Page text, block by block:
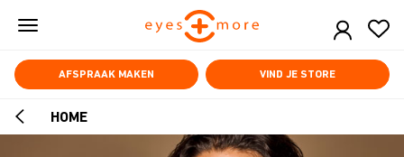
Skip
contentAFSPRAAK MAKEN VIND JE STORE
ARROW
HOME